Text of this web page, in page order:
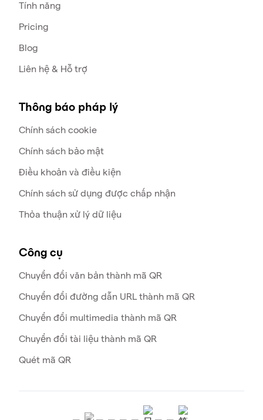
Tính năng
Pricing
Blog
Liên hệ & Hỗ trợ
Thông báo pháp lý
Chính sách cookie
Chính sách bảo mật
Điều khoản và điều kiện
Chính sách sử dụng được chấp nhận
Thỏa thuận xử lý dữ liệu
Công cụ
Chuyển đổi văn bản thành mã QR
Chuyển đổi đường dẫn URL thành mã QR
Chuyển đổi multimedia thành mã QR
Chuyển đổi tài liệu thành mã QR
Quét mã QR